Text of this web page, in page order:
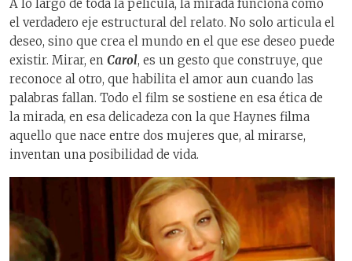
A lo largo de toda la película, la mirada funciona como
el verdadero eje estructural del relato. No solo articula el
deseo, sino que crea el mundo en el que ese deseo puede
existir. Mirar, en Carol, es un gesto que construye, que
reconoce al otro, que habilita el amor aun cuando las
palabras fallan. Todo el film se sostiene en esa ética de
la mirada, en esa delicadeza con la que Haynes filma
aquello que nace entre dos mujeres que, al mirarse,
inventan una posibilidad de vida.